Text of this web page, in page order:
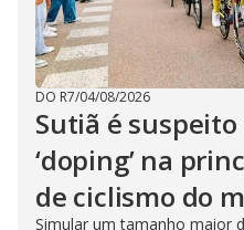
DO R7/04/08/2026
Sutiã é
‘doping’ na
de ciclismo do
Simular um tamanho maior